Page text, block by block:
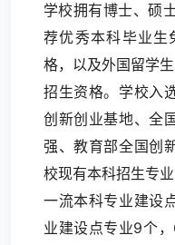
学校拥有博士、硕
荐优秀本科毕业生
格，以及外国留学
招生资格。学校入
创新创业基地、全
强、教育部全国创
校现有本科招生专
一流本科专业建设
业建设点专业9个